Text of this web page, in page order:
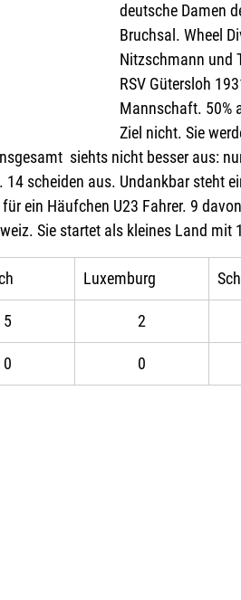
deutsche Damen
Bruchsal. Wheel
Nitzschmann und
RSV Gütersloh
Mannschaft. 50%
Ziel nicht. Sie
siehts nicht besser aus:
scheiden aus. Undankbar steht
ein Häufchen U23 Fahrer. 9
Sie startet als kleines Land mit
Luxemburg
5 2
0 0